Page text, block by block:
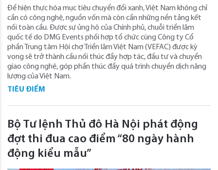
Để hiện thực hóa mục tiêu chuyển đổi xanh, Việt Nam không chỉ
cần có công nghệ, nguồn vốn mà còn cần những nền tảng kết
nối toàn cầu. Được sự ủng hộ của Chính phủ, chuỗi triển lãm
quốc tế do DMG Events phối hợp tổ chức cùng Công ty Cổ
phần Trung tâm Hội chợ Triển lãm Việt Nam (VEFAC) được kỳ
vọng sẽ trở thành cầu nối thúc đẩy hợp tác, đầu tư và chuyển
giao công nghệ, góp phần thúc đẩy quá trình chuyển dịch năng
lượng của Việt Nam.
TIÊU ĐIỂM
Bộ Tư lệnh Thủ đô Hà Nội phát động
đợt thi đua cao điểm “80 ngày hành
động kiểu mẫu”